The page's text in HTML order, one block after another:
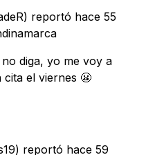
reportó hace 55
no diga, yo me voy a
cita el viernes 😬
reportó hace 59